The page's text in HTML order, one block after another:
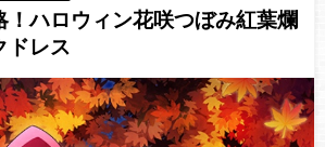
！ハロウィン花咲つぼみ紅葉爛
ドレス